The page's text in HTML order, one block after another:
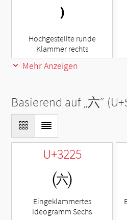
⁾
Hochgestellte runde
Klammer rechts
Mehr Anzeigen
Basierend auf „六“
U+3225
㈥
Eingeklammertes
Ideogramm Sechs